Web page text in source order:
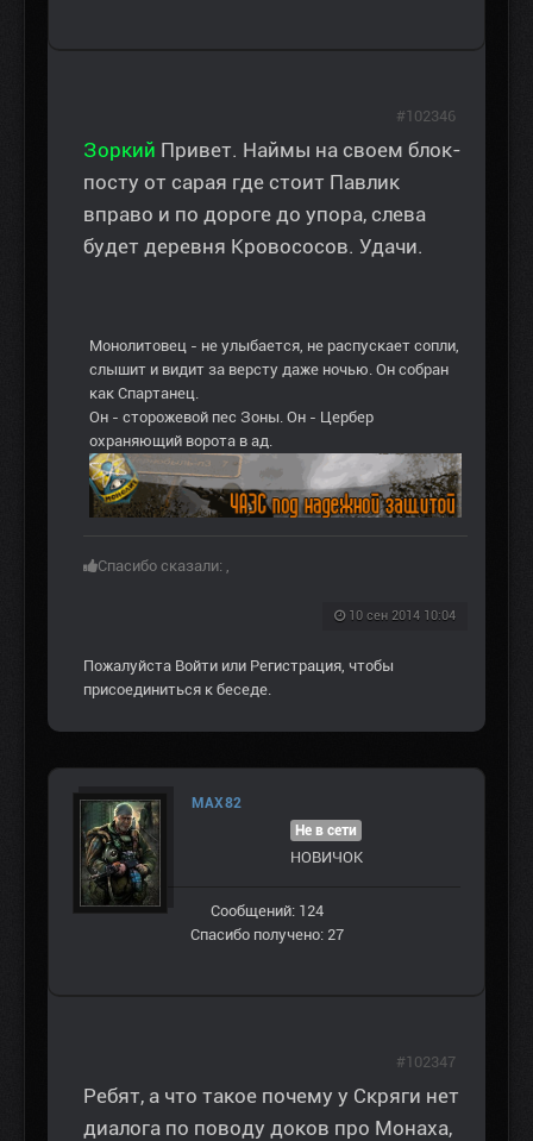
Зоркий Привет. Наймы на своем блок-
посту от сарая где стоит Павлик
вправо и по дороге до упора, слева
будет деревня Кровососов. Удачи.
Монолитовец - не улыбается, не распускает сопли,
слышит и видит за версту даже ночью. Он собран
как Спартанец.
Он - сторожевой пес Зоны. Он - Цербер
охраняющий ворота в ад.
Спасибо сказали:
10 сен 2014 10:04
#102346
Пожалуйста Войти или Регистрация , чтобы
присоединиться к беседе.
MAX82
Не в сети
НОВИЧОК
Сообщений: 124
Спасибо получено: 27
Ребят, а что такое почему у Скряги нет
диалога по поводу доков про Монаха,
#102347